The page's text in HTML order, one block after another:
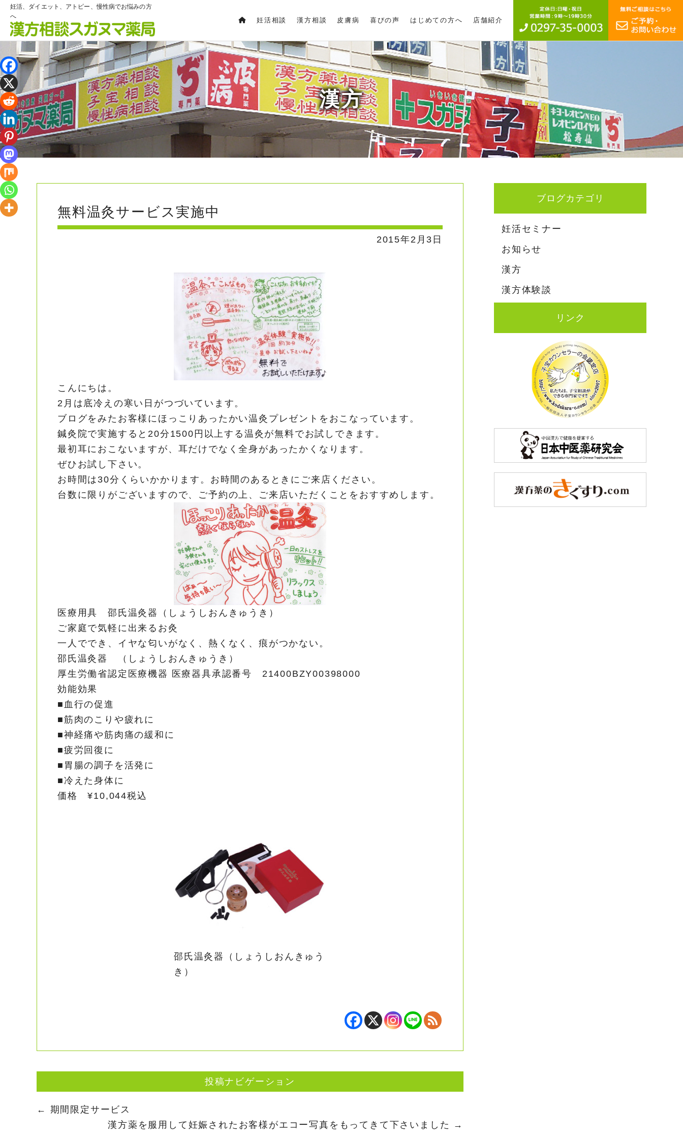
妊活、ダイエット、アトピー、慢性病でお悩みの方
へ
妊活相談 漢方相談 皮膚病 喜びの声 はじめての方へ 店舗紹介
漢方
無料温灸サービス実施中
2015年2月3日
こんにちは。
2月は底冷えの寒い日がつづいています。
ブログをみたお客様にほっこりあったかい温灸プレゼントをおこなっています。
鍼灸院で実施すると20分1500円以上する温灸が無料でお試しできます。
最初耳におこないますが、耳だけでなく全身があったかくなります。
ぜひお試し下さい。
お時間は30分くらいかかります。お時間のあるときにご来店ください。
台数に限りがございますので、ご予約の上、ご来店いただくことをおすすめします。
医療用具 邵氏温灸器（しょうしおんきゅうき）
ご家庭で気軽に出来るお灸
一人ででき、イヤな匂いがなく、熱くなく、痕がつかない。
邵氏温灸器 （しょうしおんきゅうき）
厚生労働省認定医療機器 医療器具承認番号 21400BZY00398000
効能効果
■血行の促進
■筋肉のこりや疲れに
■神経痛や筋肉痛の緩和に
■疲労回復に
■胃腸の調子を活発に
■冷えた身体に
価格 ¥10,044税込
邵氏温灸器（しょうしおんきゅう
き）
投稿ナビゲーション
← 期間限定サービス
漢方薬を服用して妊娠されたお客様がエコー写真をもってきて下さいました
→
ブログカテゴリ
妊活セミナー
お知らせ
漢方
漢方体験談
リンク